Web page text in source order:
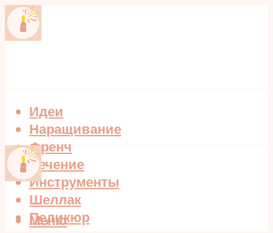
Идеи
Наращивание
Френч
Лечение
Инструменты
Шеллак
Педикюр
Меню